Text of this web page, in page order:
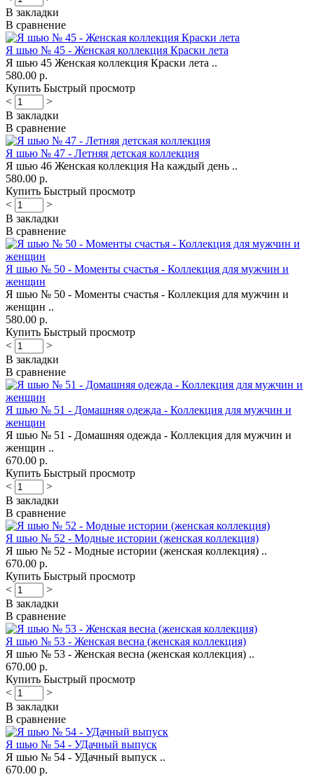
В закладки
В сравнение
Я шью № 45 - Женская коллекция Краски лета
Я шью 45 Женская коллекция Краски лета ..
580.00 р.
Купить Быстрый просмотр
<
>
В закладки
В сравнение
Я шью № 47 - Летняя детская коллекция
Я шью 46 Женская коллекция На каждый день ..
580.00 р.
Купить Быстрый просмотр
<
>
В закладки
В сравнение
Я шью № 50 - Моменты счастья - Коллекция для мужчин и
женщин
Я шью № 50 - Моменты счастья - Коллекция для мужчин и
женщин ..
580.00 р.
Купить Быстрый просмотр
<
>
В закладки
В сравнение
Я шью № 51 - Домашняя одежда - Коллекция для мужчин и
женщин
Я шью № 51 - Домашняя одежда - Коллекция для мужчин и
женщин ..
670.00 р.
Купить Быстрый просмотр
<
>
В закладки
В сравнение
Я шью № 52 - Модные истории (женская коллекция)
Я шью № 52 - Модные истории (женская коллекция) ..
670.00 р.
Купить Быстрый просмотр
<
>
В закладки
В сравнение
Я шью № 53 - Женская весна (женская коллекция)
Я шью № 53 - Женская весна (женская коллекция) ..
670.00 р.
Купить Быстрый просмотр
<
>
В закладки
В сравнение
Я шью № 54 - УДачный выпуск
Я шью № 54 - УДачный выпуск ..
670.00 р.